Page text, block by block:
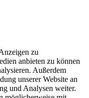
zu
anbieten zu können
Außerdem
unserer Website an
und Analysen weiter.